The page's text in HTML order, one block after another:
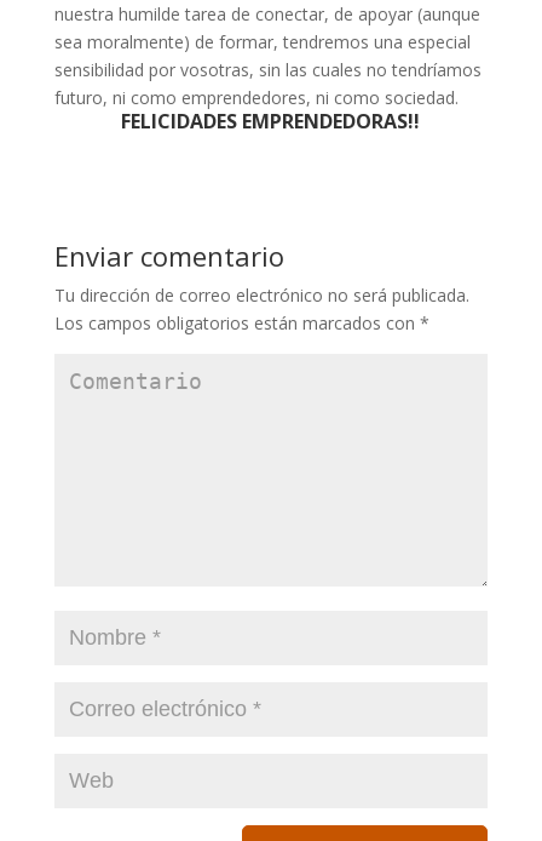
nuestra humilde tarea de conectar, de apoyar (aunque
sea moralmente) de formar, tendremos una especial
sensibilidad por vosotras, sin las cuales no tendríamos
futuro, ni como emprendedores, ni como sociedad.
FELICIDADES EMPRENDEDORAS!!
Enviar comentario
Tu dirección de correo electrónico no será publicada.
Los campos obligatorios están marcados con *